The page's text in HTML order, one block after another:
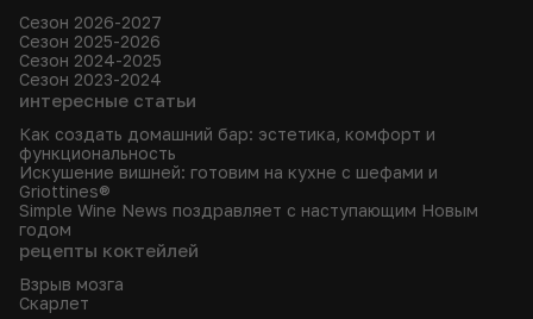
Сезон 2026-2027
Сезон 2025-2026
Сезон 2024-2025
Сезон 2023-2024
интересные статьи
Как создать домашний бар: эстетика, комфорт и
функциональность
Искушение вишней: готовим на кухне с шефами и
Griottines®
Simple Wine News поздравляет с наступающим Новым
годом
рецепты коктейлей
Взрыв мозга
Скарлет